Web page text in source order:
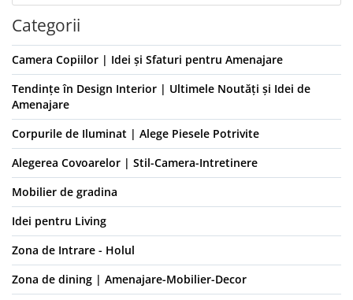
Categorii
Camera Copiilor | Idei și Sfaturi pentru Amenajare
Tendințe în Design Interior | Ultimele Noutăți și Idei de
Amenajare
Corpurile de Iluminat | Alege Piesele Potrivite
Alegerea Covoarelor | Stil-Camera-Intretinere
Mobilier de gradina
Idei pentru Living
Zona de Intrare - Holul
Zona de dining | Amenajare-Mobilier-Decor